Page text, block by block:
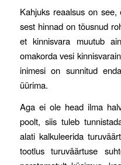
Kahjuks reaalsus on
sest hinnad on tõusnud
et kinnisvara muutub
omakorda vesi
inimesi on sunnitud
üürima.
Aga ei ole head ilma
poolt, siis tuleb
alati kalkuleerida
tootlus turuväärtuse